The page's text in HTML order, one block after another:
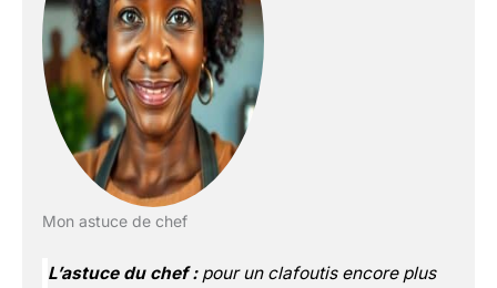
Mon astuce de chef
L’astuce du chef :pour un clafoutis encore plus